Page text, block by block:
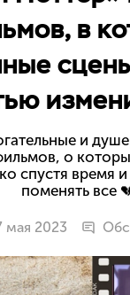
в
и
о
спустя время
поменять все
мая 2023